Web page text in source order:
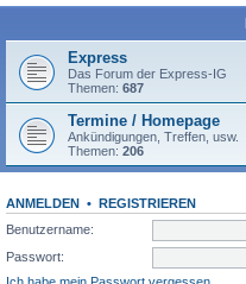
Express
Das Forum der Express-IG
Themen: 687
Termine / Homepage
Ankündigungen, Treffen, usw.
Themen: 206
ANMELDEN • REGISTRIEREN
Benutzername:
Passwort: